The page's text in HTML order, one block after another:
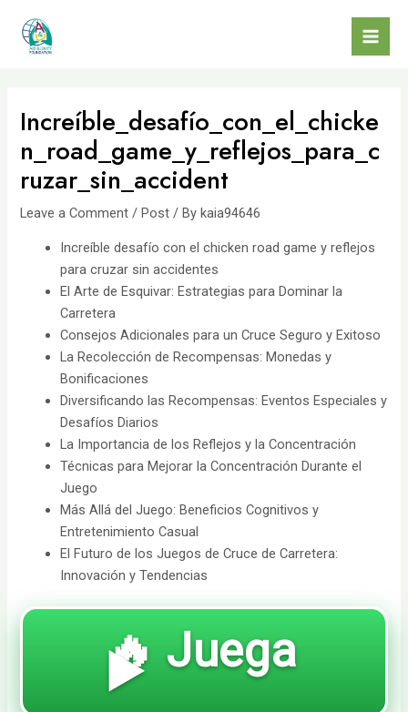
content
Increíble_desafío_con_el_chicke
n_road_game_y_reflejos_para_c
ruzar_sin_accident
Leave a Comment / Post / By kaia94646
Increíble desafío con el chicken road game y reflejos
para cruzar sin accidentes
El Arte de Esquivar: Estrategias para Dominar la
Carretera
Consejos Adicionales para un Cruce Seguro y Exitoso
La Recolección de Recompensas: Monedas y
Bonificaciones
Diversificando las Recompensas: Eventos Especiales y
Desafíos Diarios
La Importancia de los Reflejos y la Concentración
Técnicas para Mejorar la Concentración Durante el
Juego
Más Allá del Juego: Beneficios Cognitivos y
Entretenimiento Casual
El Futuro de los Juegos de Cruce de Carretera:
Innovación y Tendencias
🔥 Juega
▶️